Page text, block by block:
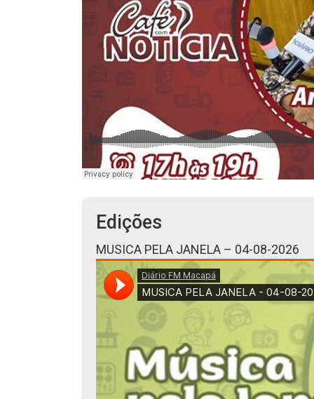
Edições
MUSICA PELA JANELA – 04-08-2026